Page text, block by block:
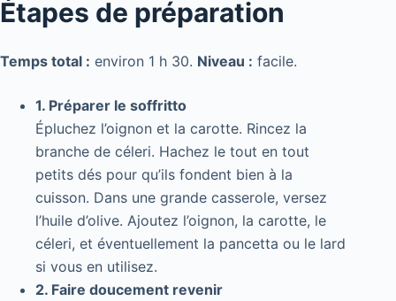
Étapes de préparation
Temps total : environ 1 h 30. Niveau : facile.
1. Préparer le soffritto
Épluchez l’oignon et la carotte. Rincez la
branche de céleri. Hachez le tout en tout
petits dés pour qu’ils fondent bien à la
cuisson. Dans une grande casserole, versez
l’huile d’olive. Ajoutez l’oignon, la carotte, le
céleri, et éventuellement la pancetta ou le lard
si vous en utilisez.
2. Faire doucement revenir